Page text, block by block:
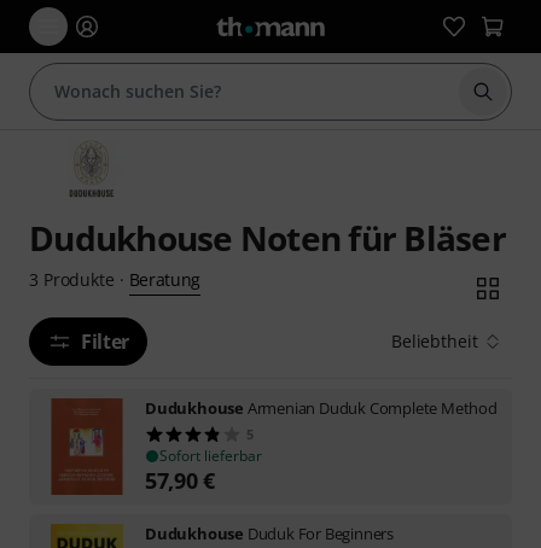
Suche
Dudukhouse Noten für Bläser
3 Produkte · Beratung
Filter Beliebtheit
Dudukhouse Armenian Duduk Complete Method
5
Sofort lieferbar
57,90€
Dudukhouse Duduk For Beginners